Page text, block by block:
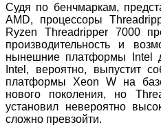
Судя по бенчмаркам,
AMD, процессоры
Ryzen Threadripper 7000
производительность и
нынешние платформы Intel
Intel, вероятно, выпустит
платформы Xeon W на
нового поколения, но
установил невероятно
сложно превзойти.